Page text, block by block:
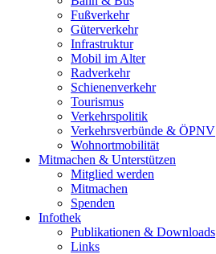
Fußverkehr
Güterverkehr
Infrastruktur
Mobil im Alter
Radverkehr
Schienenverkehr
Tourismus
Verkehrspolitik
Verkehrsverbünde & ÖPNV
Wohnortmobilität
Mitmachen & Unterstützen
Mitglied werden
Mitmachen
Spenden
Infothek
Publikationen & Downloads
Links